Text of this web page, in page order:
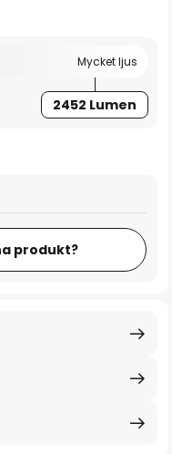
Mycket ljus
2452 Lumen
produkt?